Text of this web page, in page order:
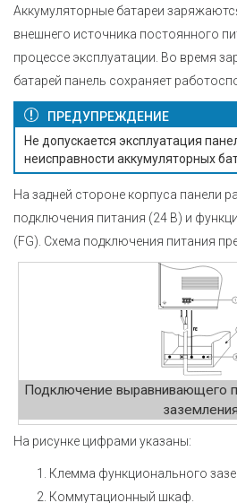
Аккумуляторные батареи
внешнего источника постоянного
процессе эксплуатации. Во время
батарей панель сохраняет
ПРЕДУПРЕЖДЕНИЕ
Не допускается эксплуатация
неисправности аккумуляторных
На задней стороне корпуса панели
подключения питания (24 В) и
(FG). Схема подключения питания
Подключение выравнивающего
заземления
На рисунке цифрами указаны:
Клемма функционального
Коммутационный шкаф.